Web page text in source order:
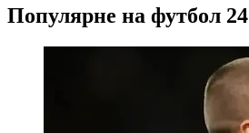
Популярне на футбол 24